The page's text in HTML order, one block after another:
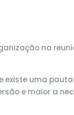
na
uma
e maior a